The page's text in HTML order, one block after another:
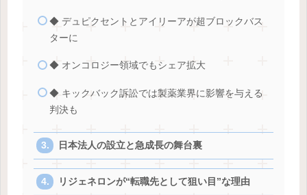
◆ デュピクセントとアイリーアが超ブロックバス
ターに
◆ オンコロジー領域でもシェア拡大
◆ キックバック訴訟では製薬業界に影響を与える
判決も
日本法人の設立と急成長の舞台裏
リジェネロンが“転職先として狙い目”な理由